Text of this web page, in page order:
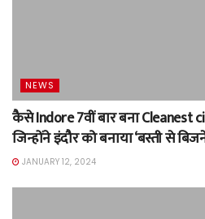
NEWS
कैसे Indore 7वीं बार बना Cleanest
जिन्होंने इंदौर को बनाया ‘बस्ती से
JANUARY 12, 2024